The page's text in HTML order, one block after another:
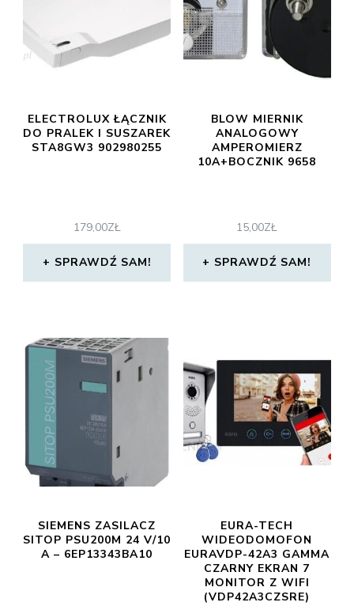
ELECTROLUX ŁĄCZNIK
DO PRALEK I SUSZAREK
STA8GW3 902980255
179,00ZŁ
SPRAWDŹ SAM!
BLOW MIERNIK
ANALOGOWY
AMPEROMIERZ
10A+BOCZNIK 9658
15,00ZŁ
SPRAWDŹ SAM!
SIEMENS ZASILACZ
SITOP PSU200M 24 V/10
A – 6EP13343BA10
EURA-TECH
WIDEODOMOFON
EURAVDP-42A3 GAMMA
CZARNY EKRAN 7
MONITOR Z WIFI
(VDP42A3CZSRE)